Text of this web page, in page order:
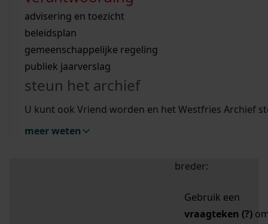
bouwvergunningen
omgevingsvergunningen
vergunningen
beeld en geluid
uitleg nodig?
Wij helpen u op weg met een aantal zoektips.
bekijk alle zoektips
Wij helpen u op weg met een aantal zoektips.
bekijk alle zoektips
bekijk ons geschiedenislokaal
advisering en toezicht
beleidsplan
gemeenschappelijke regeling
publiek jaarverslag
steun het archief
U kunt ook Vriend worden en het Westfries Archief
meer weten
zoektips
Mijn Studiezaal (inloggen)
uw zoekopdracht te
breder:
Gebruik een
vraagteken (?)